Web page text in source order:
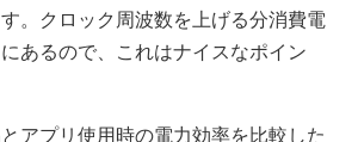
。クロック周波数を上げる分消費電
あるので、これはナイスなポイン
アプリ使用時の電力効率を比較した